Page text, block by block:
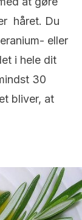
håret. Du
eller
i hele dit
30
bliver, at